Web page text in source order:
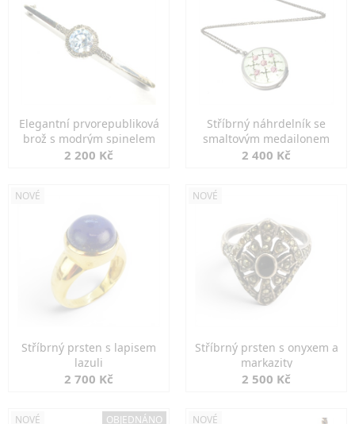
Elegantní prvorepubliková
brož s modrým spinelem
2 200 Kč
Stříbrný náhrdelník se
smaltovým medailonem
2 400 Kč
NOVÉ
Stříbrný prsten s lapisem
lazuli
2 700 Kč
NOVÉ
Stříbrný prsten s onyxem a
markazity
2 500 Kč
NOVÉ OBJEDNÁNO NOVÉ